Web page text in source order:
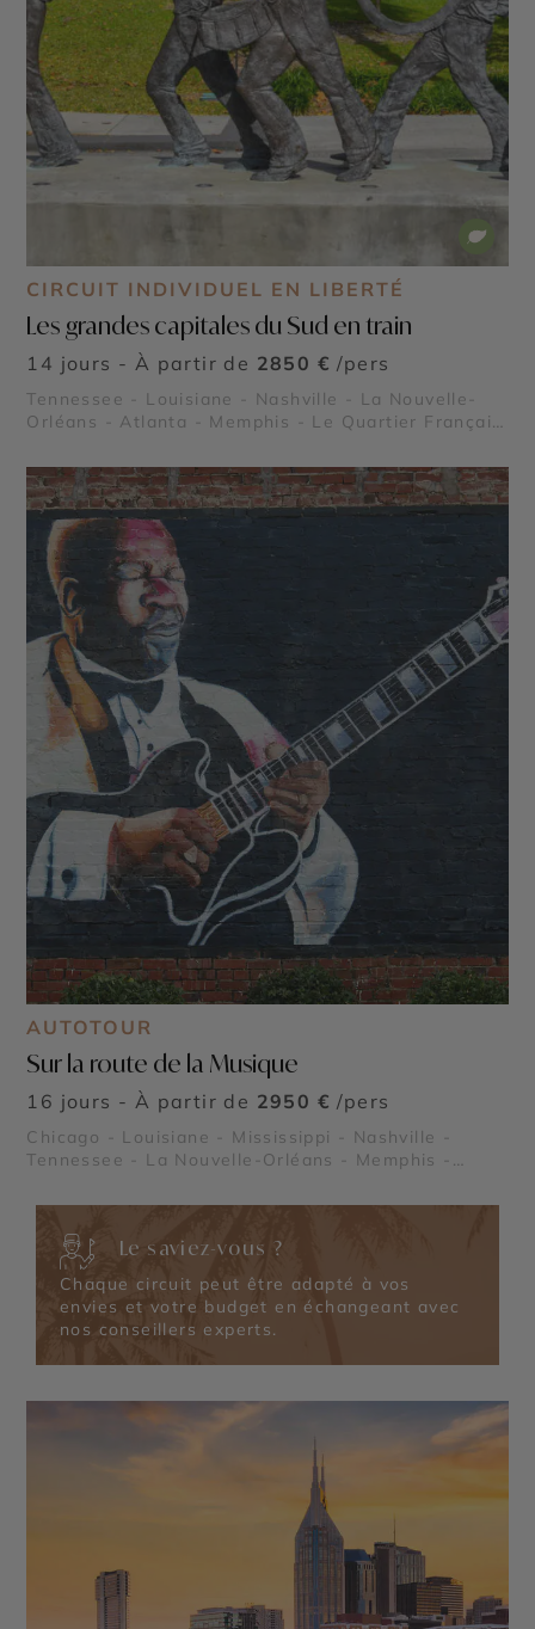
CIRCUIT INDIVIDUEL EN LIBERTÉ
Les grandes capitales du Sud en train
14 jours - À partir de 2850 € /pers
Tennessee - Louisiane - Nashville - La Nouvelle-
Orléans - Atlanta - Memphis - Le Quartier Français
AUTOTOUR
Sur la route de la Musique
16 jours - À partir de 2950 € /pers
Chicago - Louisiane - Mississippi - Nashville -
Tennessee - La Nouvelle-Orléans - Memphis -
la Nouvelle Orléans - Région des plantations -
Cajun
Le saviez-vous ?
Chaque circuit peut être adapté à vos
envies et votre budget en échangeant avec
nos conseillers experts.